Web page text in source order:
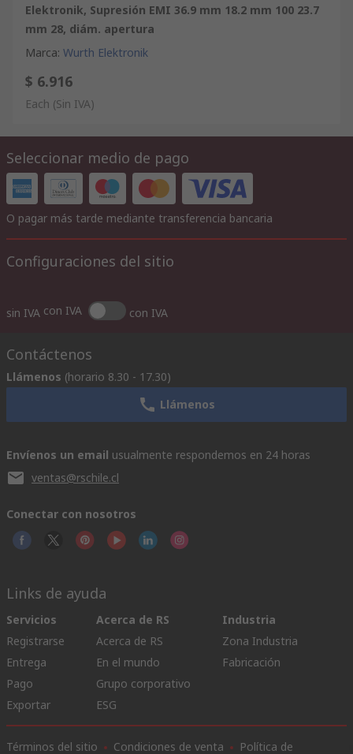
Elektronik, Supresión EMI 36.9 mm 18.2 mm 100 23.7
mm 28, diám. apertura
Marca: Wurth Elektronik
$ 6.916
Each (Sin IVA)
Seleccionar medio de pago
O pagar más tarde mediante transferencia bancaria
Configuraciones del sitio
sin IVA con IVA con IVA
Contáctenos
Llámenos (horario 8.30 - 17.30)
Llámenos
Envíenos un email usualmente respondemos en 24 horas
ventas@rschile.cl
Conectar con nosotros
Links de ayuda
Servicios
Registrarse
Entrega
Pago
Exportar
Acerca de RS
Acerca de RS
En el mundo
Grupo corporativo
ESG
Industria
Zona Industria
Fabricación
Términos del sitio Condiciones de venta
Política de